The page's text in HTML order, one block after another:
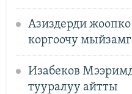
Азиздерди
коргоочу
Изабеков
тууралуу айтты